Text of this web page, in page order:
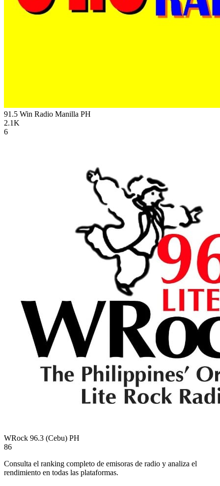
91.5 Win Radio Manilla PH
2.1K
6
WRock 96.3 (Cebu) PH
86
Consulta el ranking completo de emisoras de radio y analiza el
rendimiento en todas las plataformas.